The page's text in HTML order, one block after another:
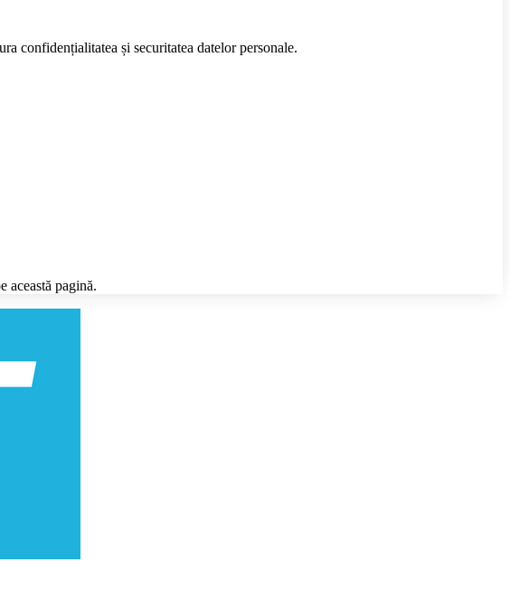
confidențialitatea și securitatea datelor personale.
această pagină.